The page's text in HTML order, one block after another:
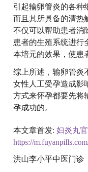
引起输卵管炎的各种
而且其所具备的清热
不仅可以帮助患者消
患者的生殖系统进行
本培元的效果，使患
综上所述，输卵管炎
女性人工受孕造成影
方式来怀孕都要先将
孕成功的。
本文章首发: 妇炎丸
https://
洪山李小平中医门诊